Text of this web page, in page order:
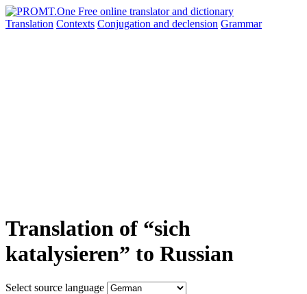
Translation Contexts Conjugation and declension Grammar
Translation of “sich
katalysieren” to Russian
Select source language